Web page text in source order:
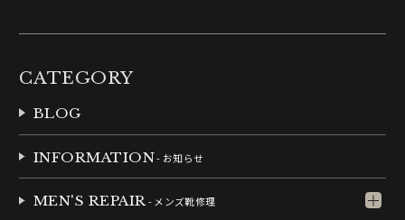
CATEGORY
BLOG
INFORMATION- お知らせ
MEN'S REPAIR- メンズ靴修理